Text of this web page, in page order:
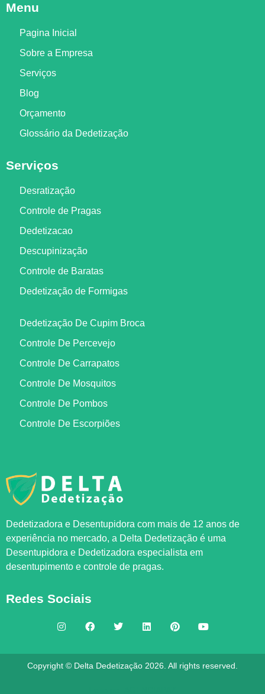
Dedetizadora e Desentupidora com mais de 12 anos de
experiência no mercado, a Delta Dedetização é uma
Desentupidora e Dedetizadora especialista em
desentupimento e controle de pragas.
Redes Sociais
Menu
Pagina Inicial
Sobre a Empresa
Serviços
Blog
Orçamento
Glossário da Dedetização
Serviços
Desratização
Controle de Pragas
Dedetizacao
Descupinização
Controle de Baratas
Dedetização de Formigas
Dedetização De Cupim Broca
Controle De Percevejo
Controle De Carrapatos
Controle De Mosquitos
Controle De Pombos
Controle De Escorpiões
Copyright © Delta Dedetização 2026. All rights reserved.